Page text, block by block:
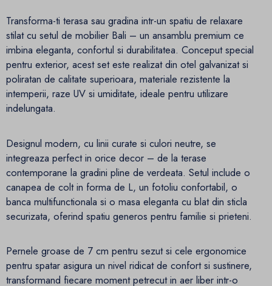
Transforma-ti terasa sau gradina intr-un spatiu de relaxare
stilat cu setul de mobilier Bali – un ansamblu premium ce
imbina eleganta, confortul si durabilitatea. Conceput special
pentru exterior, acest set este realizat din otel galvanizat si
poliratan de calitate superioara, materiale rezistente la
intemperii, raze UV si umiditate, ideale pentru utilizare
indelungata.
Designul modern, cu linii curate si culori neutre, se
integreaza perfect in orice decor – de la terase
contemporane la gradini pline de verdeata. Setul include o
canapea de colt in forma de L, un fotoliu confortabil, o
banca multifunctionala si o masa eleganta cu blat din sticla
securizata, oferind spatiu generos pentru familie si prieteni.
Pernele groase de 7 cm pentru sezut si cele ergonomice
pentru spatar asigura un nivel ridicat de confort si sustinere,
transformand fiecare moment petrecut in aer liber intr-o